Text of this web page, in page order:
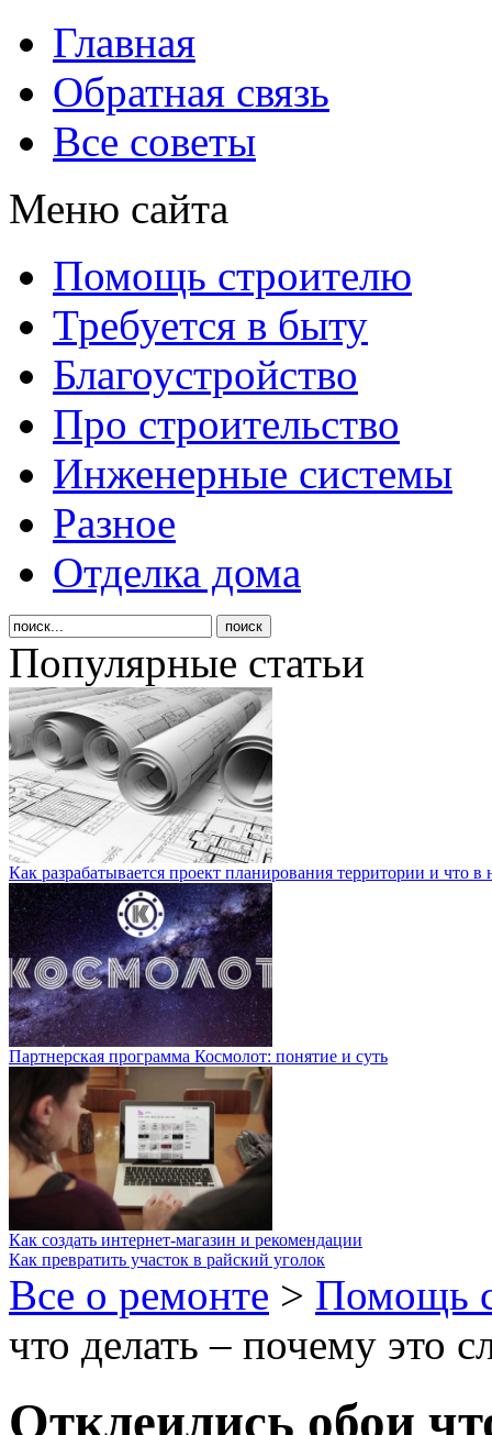
Главная
Обратная связь
Все советы
Меню сайта
Помощь строителю
Требуется в быту
Благоустройство
Про строительство
Инженерные системы
Разное
Отделка дома
Популярные статьи
Как разрабатывается проект планирования территории и что в
Партнерская программа Космолот: понятие и суть
Как создать интернет-магазин и рекомендации
Как превратить участок в райский уголок
Все о ремонте > Помощь
что делать – почему это
Отклеились обои